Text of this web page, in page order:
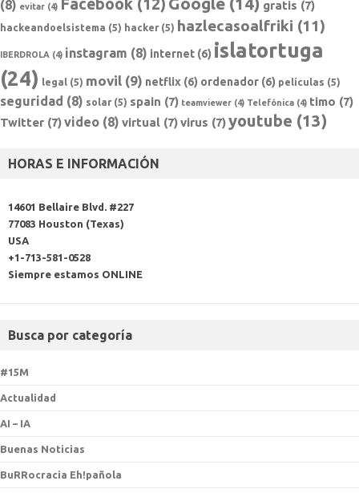
(8) evitar (4) Facebook (12) gratis (7)
hackeandoelsistema (5) hacker (5) hazlecasoalfriki (11)
IBERDROLA (4) instagram (8) internet (6) islatortuga
(24) legal (5) movil (9) netflix (6) ordenador (6) películas (5)
seguridad (8) solar (5) spain (7) teamviewer (4) Telefónica (4) timo (7)
Twitter (7)video (8) virtual (7)virus (7)youtube (13)
HORAS E INFORMACIÓN
14601 Bellaire Blvd. #227
77083 Houston (Texas)
USA
+1-713-581-0528
Siempre estamos ONLINE
Busca por categoría
#15M
Actualidad
AI – IA
Buenas Noticias
BuRRocracia Eh!pañola